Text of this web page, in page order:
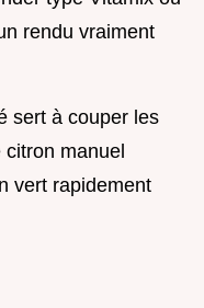
rendu vraiment
sert à couper les
manuel
vert rapidement